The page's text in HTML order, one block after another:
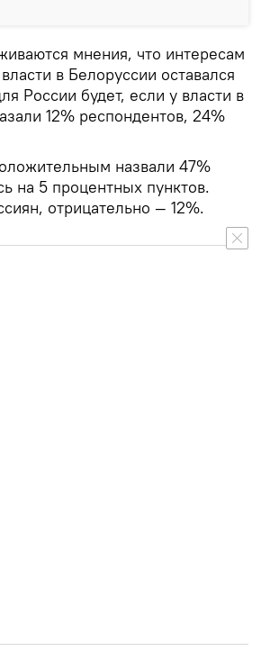
мнения, что интересам
в Белоруссии оставался
России будет, если у власти в
12% респондентов, 24%
назвали 47%
на 5 процентных пунктов.
отрицательно — 12%.